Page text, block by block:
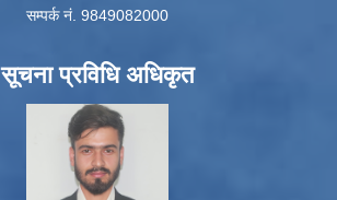
सम्पर्क नं. 9849082000
सूचना प्रविधि अधिकृत